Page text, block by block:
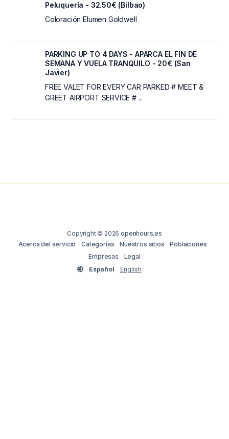
Peluquería - 32.50€ (Bilbao)
Coloración Elumen Goldwell
PARKING UP TO 4 DAYS - APARCA EL FIN DE
SEMANA Y VUELA TRANQUILO - 20€ (San
Javier)
FREE VALET FOR EVERY CAR PARKED # MEET &
GREET AIRPORT SERVICE # ...
Copyright © 2026openhours.es
Acerca del servicio
Categorías Nuestros sitios
Poblaciones
Empresas
Legal
Español
English